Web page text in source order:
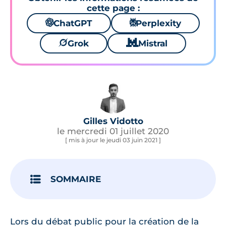
cette page :
🌌ChatGPT ⚙Perplexity
🪐Grok 🐱 Mistral
Gilles Vidotto
le mercredi 01 juillet 2020
[ mis à jour le jeudi 03 juin 2021 ]
SOMMAIRE
Lors du débat public pour la création de la